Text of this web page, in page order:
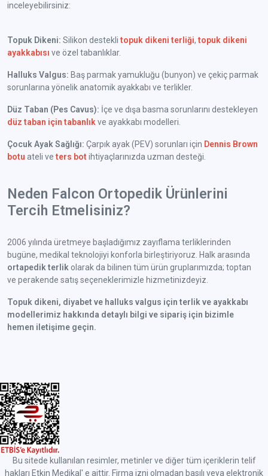
inceleyebilirsiniz:
Topuk Dikeni: Silikon desteklitopuk dikeni terliği,topuk dikeni
ayakkabısı ve özel tabanlıklar.
Halluks Valgus: Baş parmak yamukluğu (bunyon) ve çekiç parmak
sorunlarına yönelik anatomik ayakkabı ve terlikler.
Düz Taban (Pes Cavus): İçe ve dışa basma sorunlarını destekleyen
düz taban için tabanlık ve ayakkabı modelleri.
Çocuk Ayak Sağlığı: Çarpık ayak (PEV) sorunları için Dennis Brown
botu ateli veters bot ihtiyaçlarınızda uzman desteği.
Neden Falcon Ortopedik Ürünlerini
Tercih Etmelisiniz?
2006 yılında üretmeye başladığımız zayıflama terliklerinden
bugüne, medikal teknolojiyi konforla birleştiriyoruz. Halk arasında
ortapedik terlik olarak da bilinen tüm ürün gruplarımızda; toptan
ve perakende satış seçeneklerimizle hizmetinizdeyiz.
Topuk dikeni, diyabet ve halluks valgus için terlik ve ayakkabı
modellerimiz hakkında detaylı bilgi ve sipariş için bizimle
hemen iletişime geçin.
Bu sitede kullanılan resimler, metinler ve diğer tüm içeriklerin telif
hakları Etkin Medikal' e aittir. Firma izni olmadan basılı veya elektronik